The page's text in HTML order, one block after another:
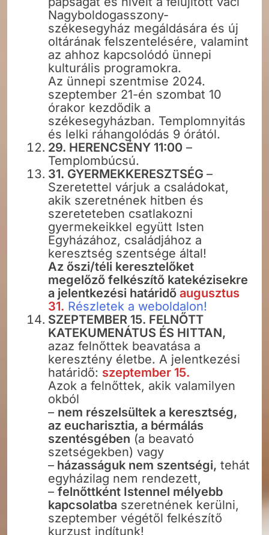
Nagyboldogasszony-
székesegyház megáldására és új
oltárának felszentelésére, valamint
az ahhoz kapcsolódó ünnepi
kulturális programokra.
Az ünnepi szentmise 2024.
szeptember 21-én szombat 10
órakor kezdődik a
székesegyházban. Templomnyitás
és lelki ráhangolódás 9 órától.
29. HERENCSÉNY 11:00 –
Templombúcsú.
31. GYERMEKKERESZTSÉG –
Szeretettel várjuk a családokat,
akik szeretnének hitben és
szereteteben csatlakozni
gyermekeikkel együtt Isten
Egyházához, családjához a
keresztség szentsége által!
Az őszi/téli keresztelőket
megelőző felkészítő katekézisekre
a jelentkezési határidő augusztus
31. Részletek a weboldalon!
SZEPTEMBER 15. FELNŐTT
KATEKUMENÁTUS ÉS HITTAN,
azaz felnőttek beavatása a
keresztény életbe. A jelentkezési
határidő: szeptember 15.
Azok a felnőttek, akik valamilyen
okból
– nem részelsültek a keresztség,
az eucharisztia, a bérmálás
szentésgében (a beavató
szetségekben) vagy
– házasságuk nem szentségi, tehát
egyházilag nem rendezett,
– felnőttként Istennel mélyebb
kapcsolatba szeretnének kerülni,
szeptember végétől felkészítő
kurzust indítunk!